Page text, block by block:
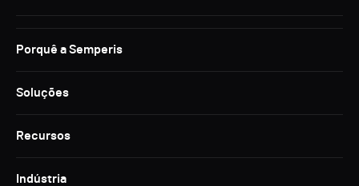
Porquê a Semperis
Soluções
Recursos
Indústria